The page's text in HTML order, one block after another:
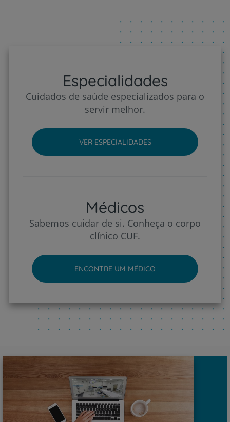
Especialidades
Cuidados de saúde especializados para o
servir melhor.
VER ESPECIALIDADES
Médicos
Sabemos cuidar de si. Conheça o corpo
clínico CUF.
ENCONTRE UM MÉDICO